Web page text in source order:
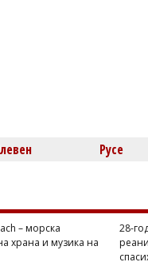
Русе
– морска
храна и музика на
28-